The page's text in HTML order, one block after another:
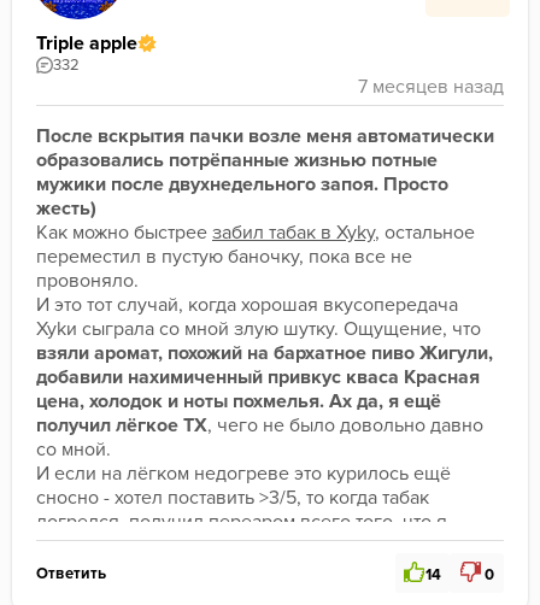
Triple apple
332
После вскрытия пачки возле меня автоматически
образовались потрёпанные жизнью потные
мужики после двухнедельного запоя. Просто
жесть)
Как можно быстрее забил табак в Xyky, остальное
переместил в пустую баночку, пока все не
провоняло.
И это тот случай, когда хорошая вкусопередача
взяли аромат, похожий на бархатное пиво Жигули,
добавили нахимиченный привкус кваса Красная
цена, холодок и ноты похмелья. Ах да, я ещё
получил лёгкое ТХ, чего не было довольно давно
со мной.
И если на лёгком недогреве это курилось ещё
сносно - хотел поставить >3/5, то когда табак
догрелся, получил переаром всего того, что я
описал выше.
Это невкусно.
И я совершенно не понимаю такую
Ответить 14 0